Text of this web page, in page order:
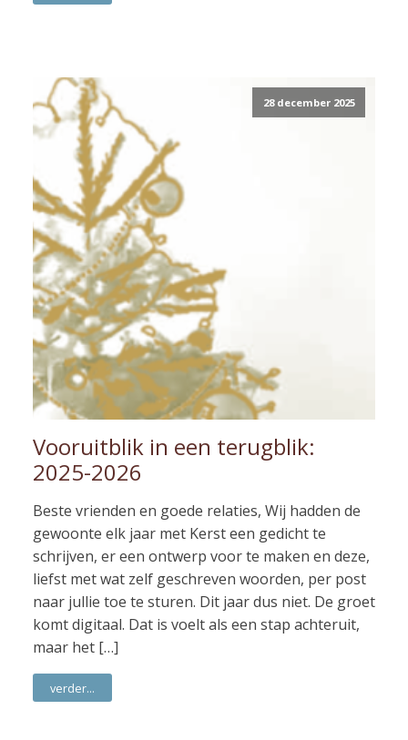
28 december 2025
Vooruitblik in een terugblik:
2025-2026
Beste vrienden en goede relaties, Wij hadden de
gewoonte elk jaar met Kerst een gedicht te
schrijven, er een ontwerp voor te maken en deze,
liefst met wat zelf geschreven woorden, per post
naar jullie toe te sturen. Dit jaar dus niet. De groet
komt digitaal. Dat is voelt als een stap achteruit,
maar het […]
verder...